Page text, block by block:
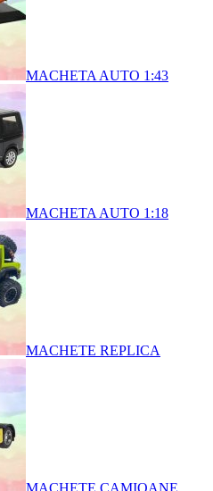
MACHETA AUTO 1:43
MACHETA AUTO 1:18
MACHETE REPLICA
MACHETE CAMIOANE